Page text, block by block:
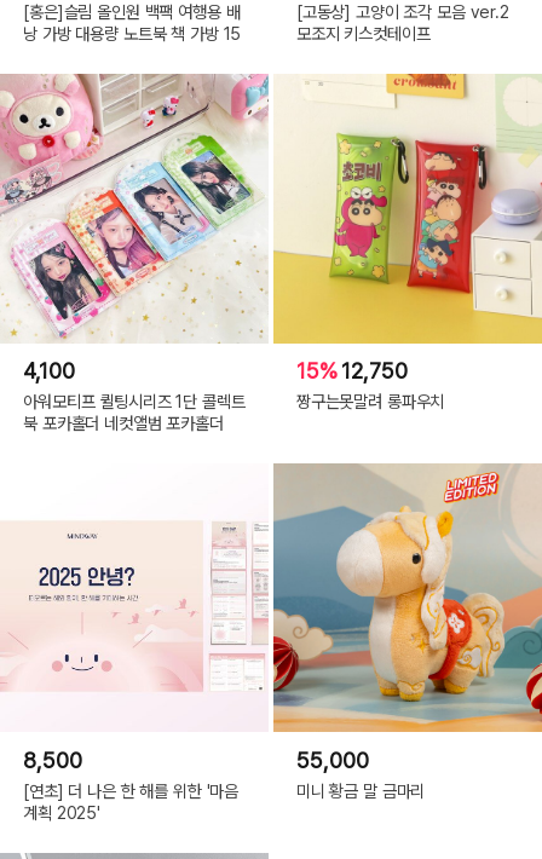
[홍은]슬림 올인원 백팩 여행용 배
낭 가방 대용량 노트북 책 가방 15
[고동상] 고양이 조각 모음 ver.2
모조지 키스컷테이프
4,100
아워모티프 퀼팅시리즈 1단 콜렉트
북 포카홀더 네컷앨범 포카홀더
15%12,750
짱구는못말려 롱파우치
8,500
[연초] 더 나은 한 해를 위한 '마음
계획 2025'
55,000
미니 황금 말 금마리